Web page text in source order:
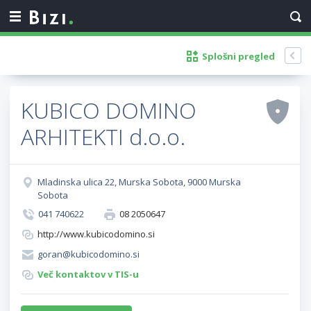
Splošni pregled
KUBICO DOMINO
ARHITEKTI d.o.o.
Mladinska ulica 22, Murska Sobota, 9000 Murska
Sobota
041 740622
08 2050647
http://www.kubicodomino.si
goran@kubicodomino.si
Več kontaktov v TIS-u